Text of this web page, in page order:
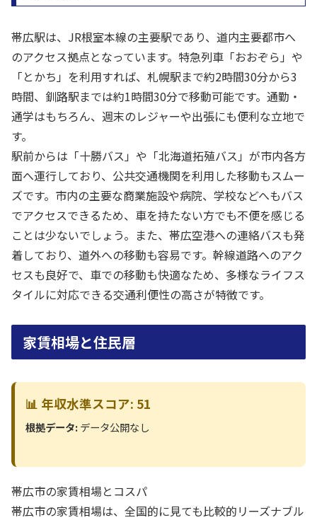
帯広駅は、JR根室本線の主要駅であり、道内主要都市へ
のアクセス拠点となっています。特急列車「おおぞら」や
「とかち」を利用すれば、札幌駅まで約2時間30分から3
時間、釧路駅までは約1時間30分で移動可能です。通勤・
通学はもちろん、週末のレジャーや出張にも便利な立地で
す。
駅前からは「十勝バス」や「北海道拓殖バス」が市内各方
面へ運行しており、公共交通機関を利用した移動もスムー
ズです。市内の主要な商業施設や病院、学校などへもバス
でアクセスできるため、車を持たない方でも不便を感じる
ことは少ないでしょう。また、帯広空港への連絡バスも発
着しており、道外への移動も容易です。幹線道路へのアク
セスも良好で、車での移動も快適なため、多様なライフス
タイルに対応できる交通利便性の高さが特徴です。
家賃相場と住民層
📊 年収水準スコア: 51
根拠データ:データ公開なし
帯広市の家賃相場とコスパ
帯広市の家賃相場は、全国的に見ても比較的リーズナブル